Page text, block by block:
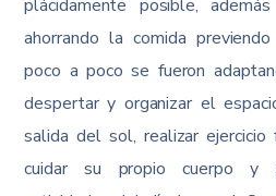
plácidamente posible,
ahorrando la comida
poco a poco se fueron
despertar y organizar el
salida del sol, realizar ejercicio
cuidar su propio cuerpo y